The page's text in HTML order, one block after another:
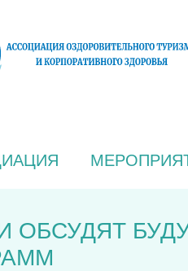
ОБСУДЯТ